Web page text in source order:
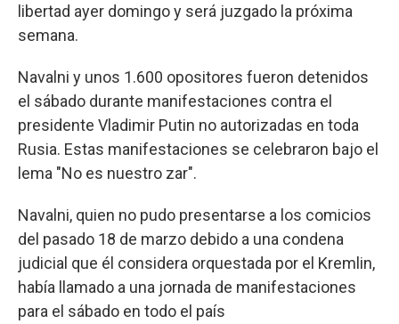
libertad ayer domingo y será juzgado la próxima
semana.
Navalni y unos 1.600 opositores fueron detenidos
el sábado durante manifestaciones contra el
presidente Vladimir Putin no autorizadas en toda
Rusia. Estas manifestaciones se celebraron bajo el
lema "No es nuestro zar".
Navalni, quien no pudo presentarse a los comicios
del pasado 18 de marzo debido a una condena
judicial que él considera orquestada por el Kremlin,
había llamado a una jornada de manifestaciones
para el sábado en todo el país